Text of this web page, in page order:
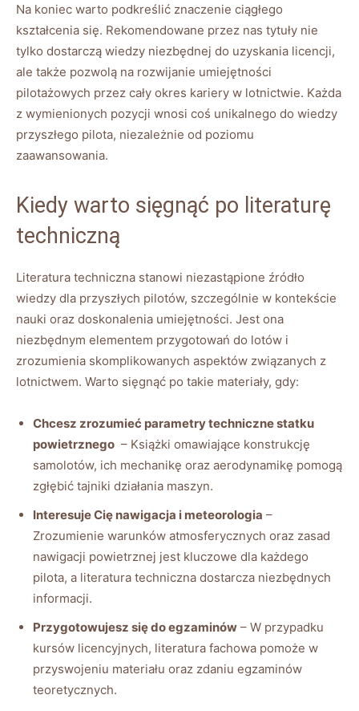
Na ​koniec‍ warto podkreślić znaczenie ciągłego
‌kształcenia się. ⁢Rekomendowane przez nas tytuły nie
tylko​ dostarczą wiedzy niezbędnej do uzyskania licencji,
ale także pozwolą na rozwijanie ‌umiejętności
pilotażowych przez⁤ cały ⁤okres kariery w lotnictwie. Każda
z⁢ wymienionych pozycji wnosi coś⁤ unikalnego do wiedzy⁤
przyszłego‍ pilota,‍ niezależnie ‍od poziomu
zaawansowania.
Kiedy‍ warto⁤ sięgnąć‌ po literaturę
techniczną
Literatura ⁣techniczna stanowi⁢ niezastąpione źródło
wiedzy‍ dla⁢ przyszłych pilotów, szczególnie⁣ w kontekście
nauki oraz⁢ doskonalenia⁤ umiejętności.​ Jest ona
niezbędnym elementem przygotowań‍ do lotów i
zrozumienia skomplikowanych aspektów‍ związanych z
⁤lotnictwem. Warto sięgnąć po takie​ materiały,⁣ gdy:
Chcesz zrozumieć parametry ⁤techniczne statku
powietrznego ⁤ – Książki omawiające konstrukcję
‌samolotów, ich mechanikę oraz​ aerodynamikę pomogą
‌zgłębić tajniki działania maszyn.
Interesuje Cię nawigacja i meteorologia –
Zrozumienie warunków atmosferycznych​ oraz zasad
⁤nawigacji powietrznej jest kluczowe dla każdego
pilota, a literatura⁤ techniczna dostarcza⁣ niezbędnych
informacji.
Przygotowujesz się do ‌egzaminów – W przypadku
kursów licencyjnych, ⁣literatura‍ fachowa pomoże w
przyswojeniu materiału ‍oraz ​zdaniu egzaminów
teoretycznych.